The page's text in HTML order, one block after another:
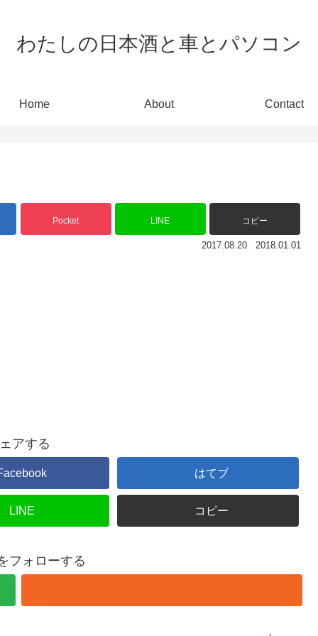
わたしの日本酒と車とパソコン
Home About Contact
Pocket LINE コピー
2018.01.01
2017.08.20
アする
はてブ
LINE コピー
フォローする